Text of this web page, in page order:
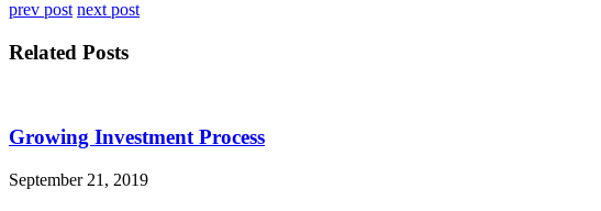
prev post next post
Related Posts
Growing Investment Process
September 21, 2019